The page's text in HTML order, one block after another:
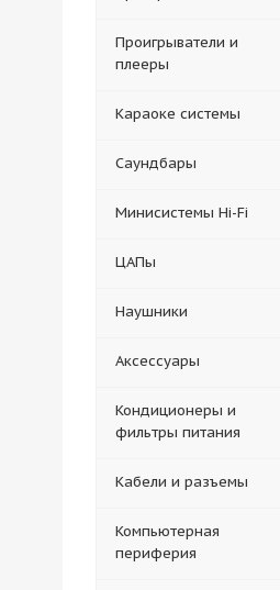
Проигрыватели и
плееры
Караоке системы
Саундбары
Минисистемы Hi-Fi
ЦАПы
Наушники
Аксессуары
Кондиционеры и
фильтры питания
Кабели и разъемы
Компьютерная
периферия